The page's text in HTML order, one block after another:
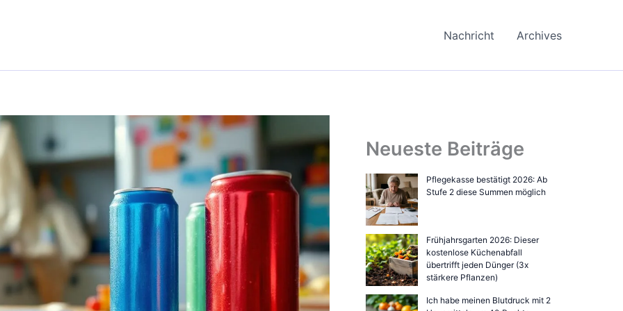
Nachricht Archives
Neueste Beiträge
Pflegekasse bestätigt 2026: Ab
Stufe 2 diese Summen möglich
Frühjahrsgarten 2026: Dieser
kostenlose Küchenabfall
übertrifft jeden Dünger (3x
stärkere Pflanzen)
Ich habe meinen Blutdruck mit 2